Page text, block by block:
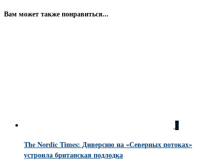
Вам может также понравиться...
0
The Nordic Times: Диверсию на «Северных потоках»
устроила британская подлодка